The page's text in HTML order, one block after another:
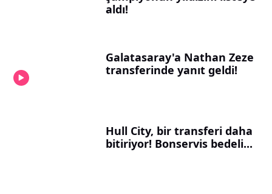
aldı!
Galatasaray'a Nathan Zeze
transferinde yanıt geldi!
Hull City, bir transferi daha
bitiriyor! Bonservis bedeli...